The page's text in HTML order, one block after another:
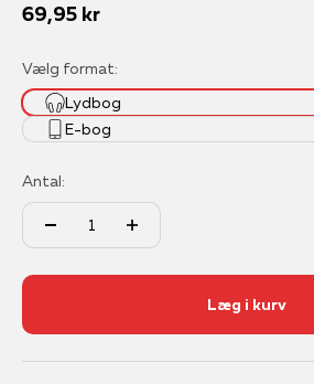
Salgspris
69,95 kr
Vælg format:
Lydbog
E-bog
Antal:
Læg i kurv